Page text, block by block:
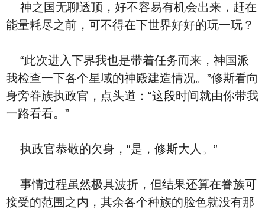
神之国无聊透顶，好不容易有机会出来，赶在
能量耗尽之前，可不得在下世界好好的玩一玩？
“此次进入下界我也是带着任务而来，神国派
我检查一下各个星域的神殿建造情况。”修斯看向
身旁眷族执政官，点头道：“这段时间就由你带我
一路看看。”
执政官恭敬的欠身，“是，修斯大人。”
事情过程虽然极具波折，但结果还算在眷族可
接受的范围之内，其余各个种族的脸色就没有那